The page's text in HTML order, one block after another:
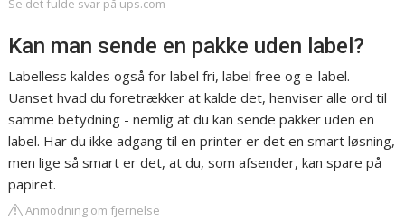
Se det fulde svar på ups.com
Kan man sende en pakke uden label?
Labelless kaldes også for label fri, label free og e-label.
Uanset hvad du foretrækker at kalde det, henviser alle ord til
samme betydning - nemlig at du kan sende pakker uden en
label. Har du ikke adgang til en printer er det en smart løsning,
men lige så smart er det, at du, som afsender, kan spare på
papiret.
Anmodning om fjernelse